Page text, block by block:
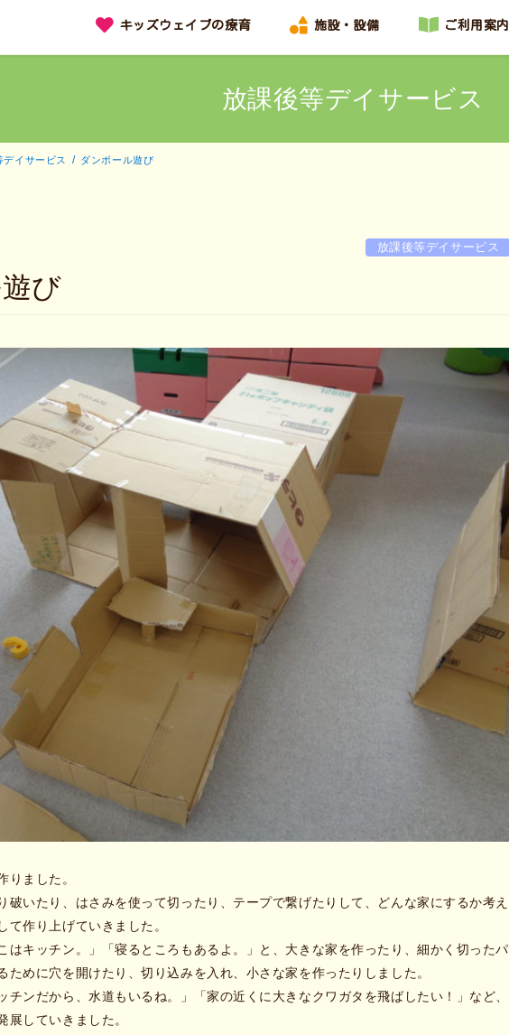
キッズウェイブの療育 施設・設備 ご利用案内
放課後等デイサービス
デイサービス ダンボール遊び
放課後等デイサービス
び
りました。
破いたり、はさみを使って切ったり、テープで繋げたりして、どんな家にするか考え
て作り上げていきました。
はキッチン。」「寝るところもあるよ。」と、大きな家を作ったり、細かく切ったパ
ために穴を開けたり、切り込みを入れ、小さな家を作ったりしました。
チンだから、水道もいるね。」「家の近くに大きなクワガタを飛ばしたい！」など、
展していきました。